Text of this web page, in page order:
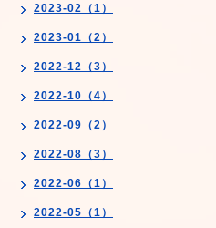
2023-02（1）
2023-01（2）
2022-12（3）
2022-10（4）
2022-09（2）
2022-08（3）
2022-06（1）
2022-05（1）